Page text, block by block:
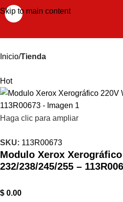
Skip to main content
Inicio Tienda
Hot
Haga clic para ampliar
SKU: 113R00673
Modulo Xerox
232/238/245/255 –
$ 0.00